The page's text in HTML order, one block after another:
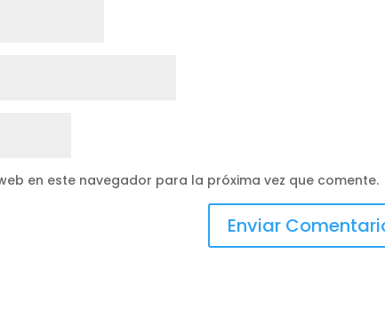
en este navegador para la próxima vez que comente.